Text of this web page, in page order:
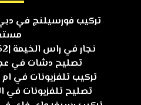
نجار في راس الخيمة |0566713352| نجار ممتاز
تصليح دشات في عجمان
تركيب تلفزيونات في ام
تصليح تلفزيونات في الشارقة